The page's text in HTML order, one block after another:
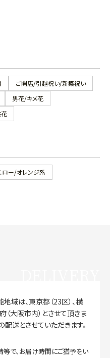
ご開店/引越祝い/新築祝い
男花/キメ花
ロー/オレンジ系
域は、東京都（23区）、横
（大阪市内）とさせて頂きま
配送とさせていただきます。
で、お届け時間にご猶予をい